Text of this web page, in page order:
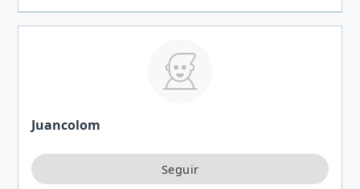
Juancolom